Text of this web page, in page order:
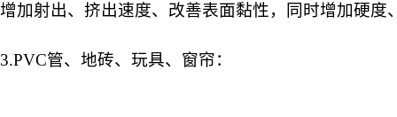
增加射出、挤出速度、改善表面黏性，同时增加硬度
3.PVC管、地砖、玩具、窗帘：